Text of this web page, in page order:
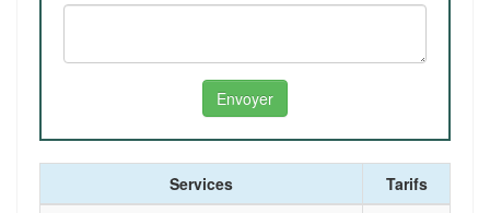
Services
Tarifs